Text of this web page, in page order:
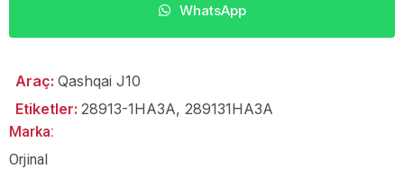
WhatsApp
Araç: Qashqai J10
Etiketler: 28913-1HA3A, 289131HA3A
Marka:
Orjinal